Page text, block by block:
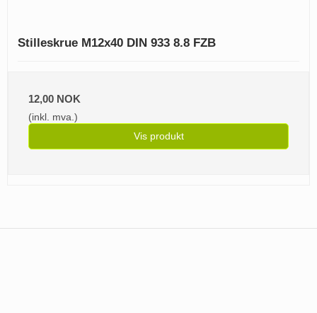
Stilleskrue M12x40 DIN 933 8.8 FZB
12,00 NOK
(inkl. mva.)
Vis produkt